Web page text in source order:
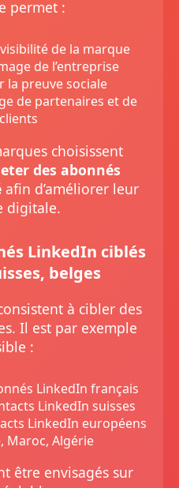
permet :
de la marque
de l’entreprise
la preuve sociale
de partenaires et de
clients
choisissent
des abonnés
afin d’améliorer leur
digitale.
LinkedIn ciblés
belges
à cibler des
Il est par exemple
:
LinkedIn français
LinkedIn suisses
LinkedIn européens
Maroc, Algérie
être envisagés sur